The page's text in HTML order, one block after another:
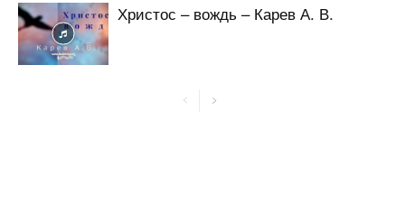
Христос – вождь – Карев А. В.